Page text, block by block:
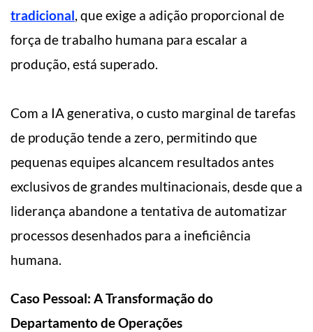
tradicional, que exige a adição proporcional de
força de trabalho humana para escalar a
produção, está superado.
Com a IA generativa, o custo marginal de tarefas
de produção tende a zero, permitindo que
pequenas equipes alcancem resultados antes
exclusivos de grandes multinacionais, desde que a
liderança abandone a tentativa de automatizar
processos desenhados para a ineficiência
humana.
Caso Pessoal: A Transformação do
Departamento de Operações